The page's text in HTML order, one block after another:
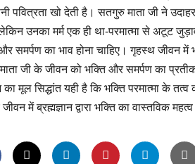
पवित्रता खो देती है। सतगुरु माता जी ने
उनका मर्म एक ही था-परमात्मा से अटूट
का भाव होना चाहिए। गृहस्थ जीवन में
जी के जीवन को भक्ति और समर्पण का
मूल सिद्धांत यही है कि भक्ति परमात्मा के
में ब्रह्मज्ञान द्वारा भक्ति का वास्तविक